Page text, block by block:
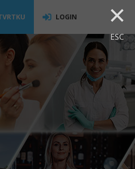
×
ESC
LOGIN